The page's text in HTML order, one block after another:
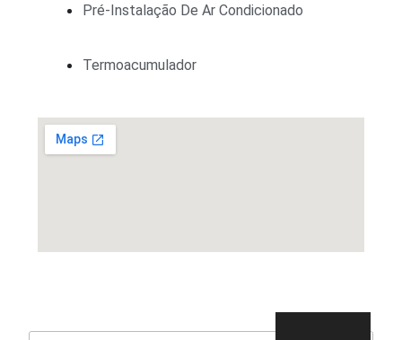
Pré-Instalação De Ar Condicionado
Termoacumulador